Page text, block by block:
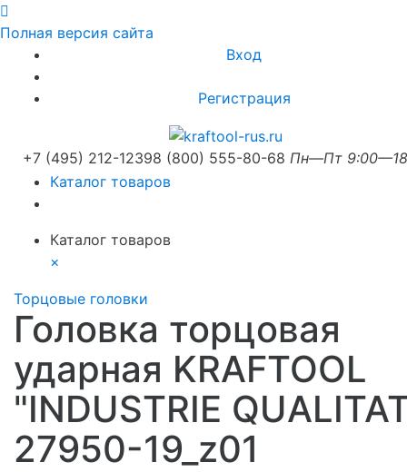
Полная версия сайта
Вход
Регистрация
+7 (495) 212-12398 (800) 555-80-68 Пн—Пт
Каталог товаров
Каталог товаров
×
Торцовые головки
Головка торцовая
ударная KRAFTOOL
"INDUSTRIE
27950-19_z01